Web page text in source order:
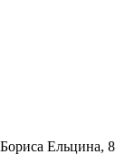
Ельцина, 8